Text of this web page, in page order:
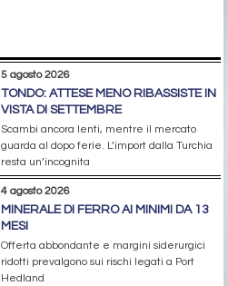
5 agosto 2026
TONDO: ATTESE MENO RIBASSISTE IN
VISTA DI SETTEMBRE
Scambi ancora lenti, mentre il mercato
guarda al dopo ferie. L’import dalla Turchia
resta un’incognita
4 agosto 2026
MINERALE DI FERRO AI MINIMI DA 13
MESI
Offerta abbondante e margini siderurgici
ridotti prevalgono sui rischi legati a Port
Hedland